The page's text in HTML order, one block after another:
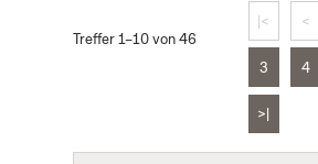
Treffer 1–10 von 46
|< <
3 4
>|